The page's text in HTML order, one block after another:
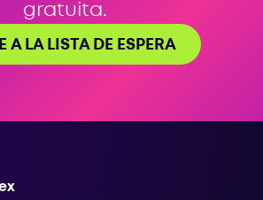
gratuita.
A LA LISTA DE ESPERA